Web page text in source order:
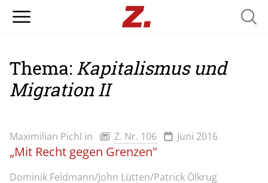
Thema: Kapitalismus und
Migration II
Maximilian Pichl in Z. Nr. 106 Juni 2016
„Mit Recht gegen Grenzen"
Dominik Feldmann/John Lütten/Patrick Ölkrug